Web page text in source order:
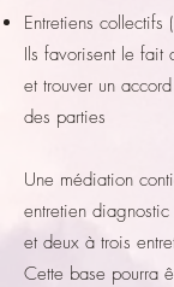
Entretiens
Ils favorisent le fait
et trouver un
des parties
Une médiation
entretien
et deux à trois
Cette base pourra